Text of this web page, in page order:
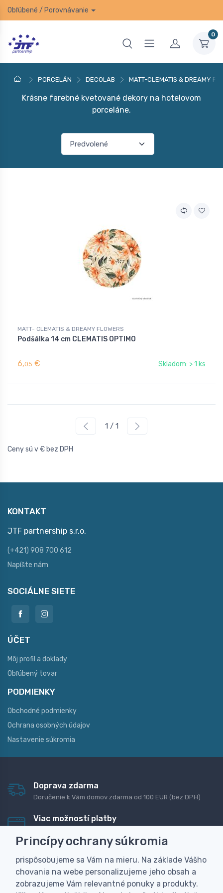
Obľúbené / Porovnávanie
0
PORCELÁN DECOLAB MATT-CLEMATIS & DREAMY
Krásne farebné kvetované dekory na hotelovom
porceláne.
MATT- CLEMATIS & DREAMY FLOWERS
Podšálka 14 cm CLEMATIS OPTIMO
6,05 € Skladom: > 1 ks
1 / 1
Ceny sú v € bez DPH
KONTAKT
JTF partnership s.r.o.
(+421) 908 700 612
Napíšte nám
SOCIÁLNE SIETE
ÚČET
Môj profil a doklady
Obľúbený tovar
PODMIENKY
Obchodné podmienky
Ochrana osobných údajov
Nastavenie súkromia
Doprava zdarma
Doručenie k Vám domov zdarma od 100 EUR (bez DPH)
Viac možností platby
dobierku
Personalizácia
Vyrobíme Vám vlastný originálny darček
Princípy ochrany súkromia
prispôsobujeme sa Vám na mieru. Na základe Vášho
chovania na webe personalizujeme jeho obsah a
zobrazujeme Vám relevantné ponuky a produkty.